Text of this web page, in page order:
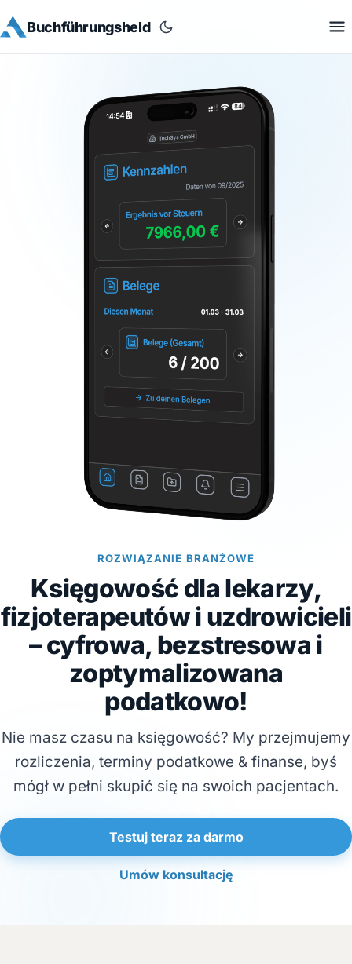
Buchführungsheld
ROZWIĄZANIE BRANŻOWE
Księgowość dla lekarzy,
fizjoterapeutów i uzdrowicieli
– cyfrowa, bezstresowa i
zoptymalizowana
podatkowo!
Nie masz czasu na księgowość? My przejmujemy
rozliczenia, terminy podatkowe & finanse, byś
mógł w pełni skupić się na swoich pacjentach.
Testuj teraz za darmo
Umów konsultację